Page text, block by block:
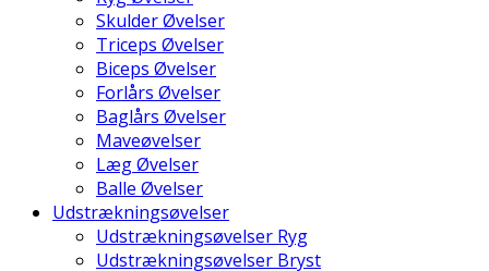
Skulder Øvelser
Triceps Øvelser
Biceps Øvelser
Forlårs Øvelser
Baglårs Øvelser
Maveøvelser
Læg Øvelser
Balle Øvelser
Udstrækningsøvelser
Udstrækningsøvelser Ryg
Udstrækningsøvelser Bryst